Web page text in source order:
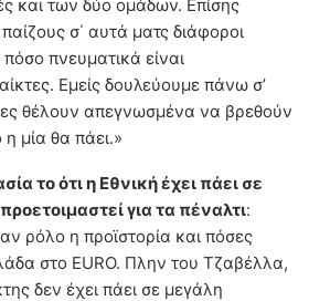
και των δύο ομάδων. Επίσης
σ΄ αυτά ματς διάφοροι
πνευματικά είναι
Εμείς δουλεύουμε πάνω σ’
θέλουν απεγνωσμένα να βρεθούν
μία θα πάει.»
το ότι η Εθνική έχει πάει σε
για τα πέναλτι:
ρόλο η προϊστορία και πόσες
στο EURO. Πλην του Τζαβέλλα,
δεν έχει πάει σε μεγάλη